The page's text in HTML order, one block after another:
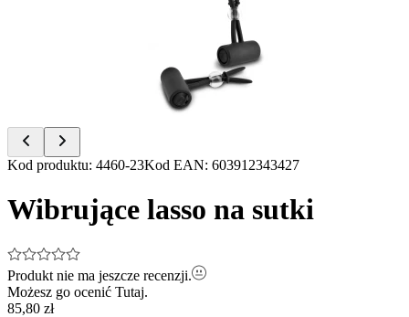
Item
of
3
Kod produktu: 4460-23Kod EAN: 603912343427
Wibrujące lasso na sutki
Produkt nie ma jeszcze recenzji.
Możesz go ocenić Tutaj.
85,80 zł